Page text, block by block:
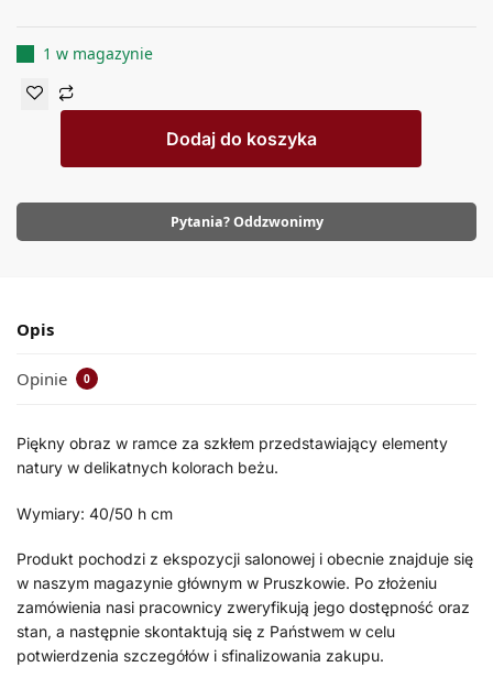
1 w magazynie
Dodaj do koszyka
Pytania? Oddzwonimy
Opis
Opinie 0
Piękny obraz w ramce za szkłem przedstawiający elementy
natury w delikatnych kolorach beżu.
Wymiary: 40/50 h cm
Produkt pochodzi z ekspozycji salonowej i obecnie znajduje się
w naszym magazynie głównym w Pruszkowie. Po złożeniu
zamówienia nasi pracownicy zweryfikują jego dostępność oraz
stan, a następnie skontaktują się z Państwem w celu
potwierdzenia szczegółów i sfinalizowania zakupu.